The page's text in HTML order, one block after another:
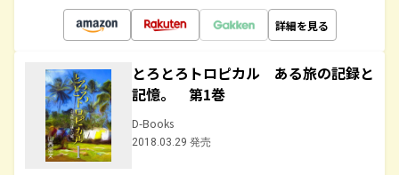
詳細を見る
とろとろトロピカル ある旅の記録と
記憶。 第1巻
D-Books
2018.03.29 発売